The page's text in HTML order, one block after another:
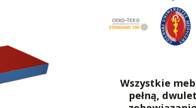
Wszystkie
pełną,